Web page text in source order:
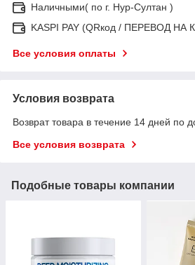
Наличными( по г. Нур-Султан )
KASPI PAY (QRкод / ПЕРЕВОД НА
Все условия оплаты
Условия возврата
Возврат товара в течение 14 дней по
Все условия возврата
Подобные товары компании